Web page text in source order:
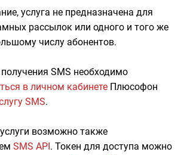
услуга не предназначена для
рассылок или одного и того же
числу абонентов.
SMS необходимо
в личном кабинете Плюсофон
SMS.
возможно также
SMS API. Токен для доступа можно